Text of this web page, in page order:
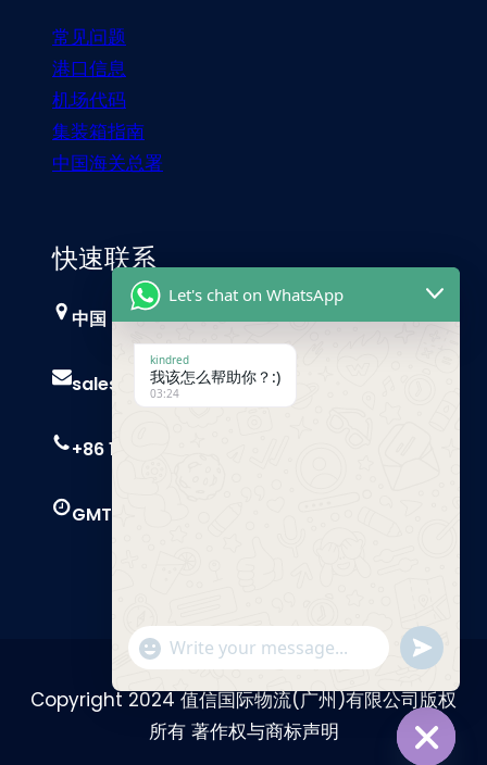
常见问题
港口信息
机场代码
集装箱指南
中国海关总署
快速联系
中国，广州
sales@trust-freight.com
+86 186 6503 8749
GMT+8 9 AM – 6 PM
Copyright 2024 值信国际物流(广州)有限公司版权
所有 著作权与商标声明
Let's chat on WhatsApp
kindred
我该怎么帮助你？:)
03:24
"+chaty_settings.lang.emoji_picker+"
Send
WhatsApp